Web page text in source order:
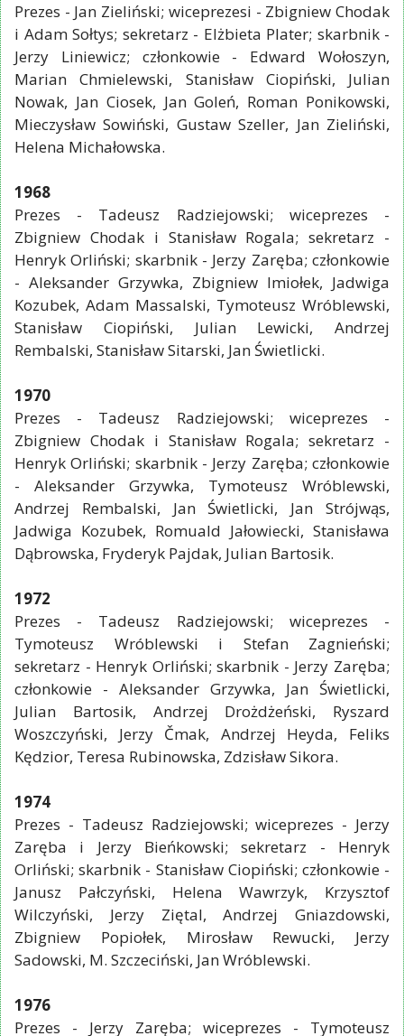
Prezes - Jan Zieliński; wiceprezesi - Zbigniew Chodak
i Adam Sołtys; sekretarz - Elżbieta Plater; skarbnik -
Jerzy Liniewicz; członkowie - Edward Wołoszyn,
Marian Chmielewski, Stanisław Ciopiński, Julian
Nowak, Jan Ciosek, Jan Goleń, Roman Ponikowski,
Mieczysław Sowiński, Gustaw Szeller, Jan Zieliński,
Helena Michałowska.
1968
Prezes - Tadeusz Radziejowski; wiceprezes -
Zbigniew Chodak i Stanisław Rogala; sekretarz -
Henryk Orliński; skarbnik - Jerzy Zaręba; członkowie
- Aleksander Grzywka, Zbigniew Imiołek, Jadwiga
Kozubek, Adam Massalski, Tymoteusz Wróblewski,
Stanisław Ciopiński, Julian Lewicki, Andrzej
Rembalski, Stanisław Sitarski, Jan Świetlicki.
1970
Prezes - Tadeusz Radziejowski; wiceprezes -
Zbigniew Chodak i Stanisław Rogala; sekretarz -
Henryk Orliński; skarbnik - Jerzy Zaręba; członkowie
- Aleksander Grzywka, Tymoteusz Wróblewski,
Andrzej Rembalski, Jan Świetlicki, Jan Strójwąs,
Jadwiga Kozubek, Romuald Jałowiecki, Stanisława
Dąbrowska, Fryderyk Pajdak, Julian Bartosik.
1972
Prezes - Tadeusz Radziejowski; wiceprezes -
Tymoteusz Wróblewski i Stefan Zagnieński;
sekretarz - Henryk Orliński; skarbnik - Jerzy Zaręba;
członkowie - Aleksander Grzywka, Jan Świetlicki,
Julian Bartosik, Andrzej Drożdżeński, Ryszard
Woszczyński, Jerzy Čmak, Andrzej Heyda, Feliks
Kędzior, Teresa Rubinowska, Zdzisław Sikora.
1974
Prezes - Tadeusz Radziejowski; wiceprezes - Jerzy
Zaręba i Jerzy Bieńkowski; sekretarz - Henryk
Orliński; skarbnik - Stanisław Ciopiński; członkowie -
Janusz Pałczyński, Helena Wawrzyk, Krzysztof
Wilczyński, Jerzy Ziętal, Andrzej Gniazdowski,
Zbigniew Popiołek, Mirosław Rewucki, Jerzy
Sadowski, M. Szczeciński, Jan Wróblewski.
1976
Prezes - Jerzy Zaręba; wiceprezes - Tymoteusz